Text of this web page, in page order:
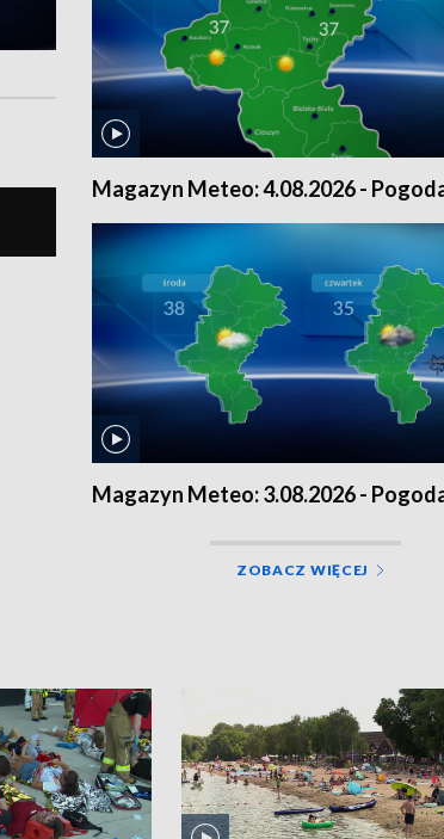
Magazyn Meteo: 4.08.2026 -
Magazyn Meteo: 3.08.2026 -
ZOBACZ WIĘCEJ